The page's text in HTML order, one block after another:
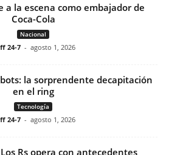
a la escena como embajador de
Coca-Cola
Nacional
24-7 - agosto 1, 2026
la sorprendente decapitación
en el ring
Tecnología
24-7 - agosto 1, 2026
Rs opera con antecedentes